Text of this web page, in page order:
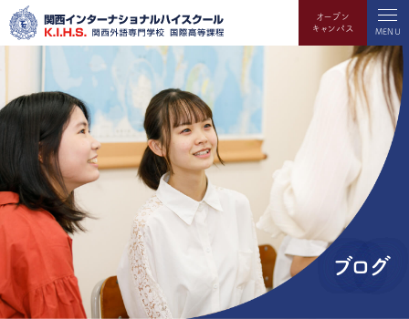
オープン
キャンパス
MENU
ブログ